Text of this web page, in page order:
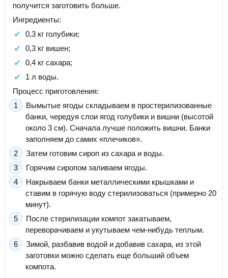
получится заготовить больше.
Ингредиенты:
0,3 кг голубики;
0,3 кг вишен;
0,4 кг сахара;
1 л воды.
Процесс приготовления:
Вымытые ягоды складываем в простерилизованные
банки, чередуя слои ягод голубики и вишни (высотой
около 3 см). Сначала лучше положить вишни. Банки
заполняем до самих «плечиков».
Затем готовим сироп из сахара и воды.
Горячим сиропом заливаем ягоды.
Накрываем банки металлическими крышками и
ставим в горячую воду стерилизоваться (примерно 20
минут).
После стерилизации компот закатываем,
переворачиваем и укутываем чем-нибудь теплым.
Зимой, разбавив водой и добавив сахара, из этой
заготовки можно сделать еще больший объем
компота.